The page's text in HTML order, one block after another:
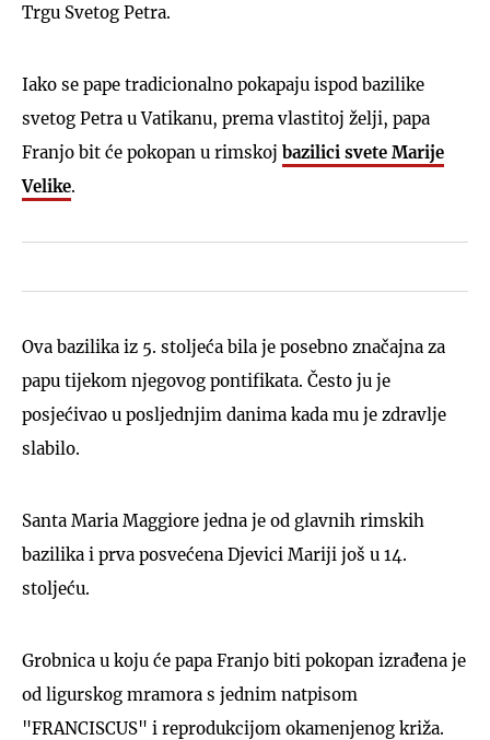
Trgu Svetog Petra.
Iako se pape tradicionalno pokapaju ispod bazilike
svetog Petra u Vatikanu, prema vlastitoj želji, papa
Franjo bit će pokopan u rimskoj bazilici svete Marije
Velike.
Ova bazilika iz 5. stoljeća bila je posebno značajna za
papu tijekom njegovog pontifikata. Često ju je
posjećivao u posljednjim danima kada mu je zdravlje
slabilo.
Santa Maria Maggiore jedna je od glavnih rimskih
bazilika i prva posvećena Djevici Mariji još u 14.
stoljeću.
Grobnica u koju će papa Franjo biti pokopan izrađena je
od ligurskog mramora s jednim natpisom
"FRANCISCUS" i reprodukcijom okamenjenog križa.